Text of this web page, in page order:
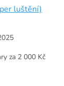
luštění)
za 2 000 Kč